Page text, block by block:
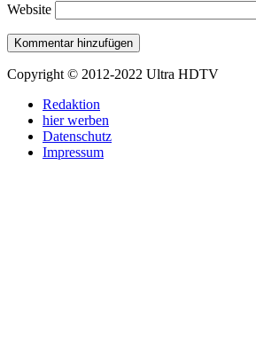
Website
Copyright © 2012-2022 Ultra HDTV
Redaktion
hier werben
Datenschutz
Impressum